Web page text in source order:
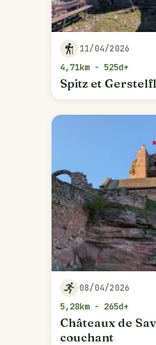
11/04/2026
4,71km - 525d+
Spitz et
08/04/2026
5,28km - 265d+
Châteaux de
couchant